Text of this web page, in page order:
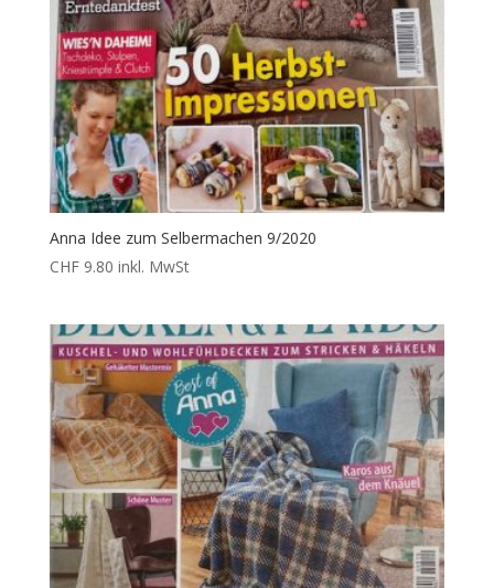
Anna Idee zum Selbermachen 9/2020
CHF9.80 inkl. MwSt